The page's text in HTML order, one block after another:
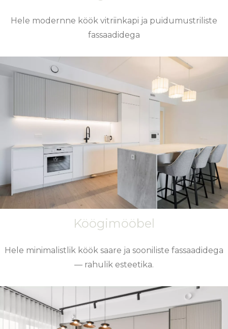
Hele modernne köök vitriinkapi ja puidumustriliste
fassaadidega
Köögimööbel
Hele minimalistlik köök saare ja sooniliste fassaadidega
— rahulik esteetika.